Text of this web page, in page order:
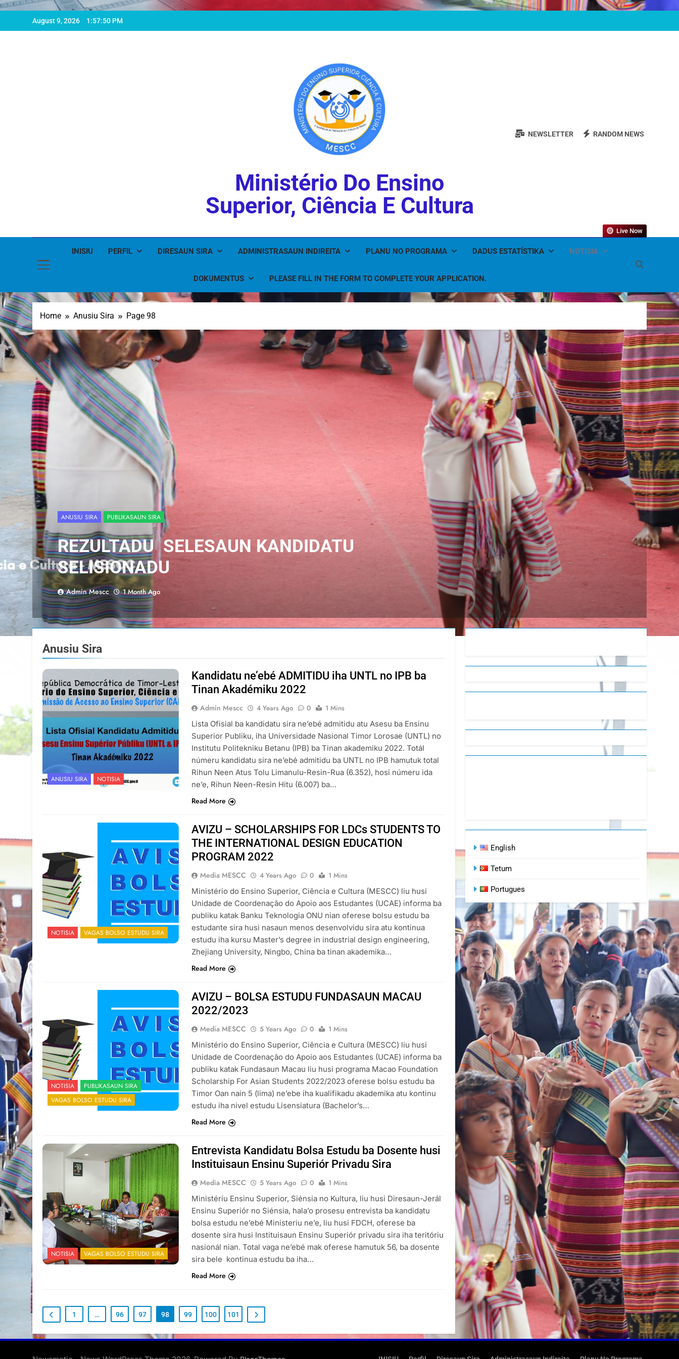
August 9, 2026 1:57:51 PM
Ministério Do Ensino
Superior, Ciência E Cultura
NEWSLETTER RANDOM NEWS
INISIU PERFIL DIRESAUN SIRA ADMINISTRASAUN INDIREITA PLANU NO PROGRAMA DADUS ESTATÍSTIKA NOTISIA
DOKUMENTUS PLEASE FILL IN THE FORM TO COMPLETE YOUR APPLICATION.
Live Now
Home Anusiu Sira Page 98
ANUSIU SIRA PUBLIKASAUN SIRA
REZULTADU SELESAUN KANDIDATU
SELISIONADU
Admin Mescc 1 Month Ago
Anusiu Sira
ANUSIU SIRA NOTISIA
Kandidatu ne’ebé ADMITIDU iha UNTL no IPB ba
Tinan Akadémiku 2022
Admin Mescc 4 Years Ago 0
1 Mins
Lista Ofisial ba kandidatu sira ne’ebé admitidu atu Asesu ba Ensinu
Superior Publiku, iha Universidade Nasional Timor Lorosae (UNTL) no
Institutu Politekniku Betanu (IPB) ba Tinan akademiku 2022. Totál
númeru kandidatu sira ne’ebé admitidu ba UNTL no IPB hamutuk total
Rihun Neen Atus Tolu Limanulu-Resin-Rua (6.352), hosi númeru ida
ne’e, Rihun Neen-Resin Hitu (6.007) ba…
Read More
NOTISIA VAGAS BOLSO ESTUDU SIRA
AVIZU – SCHOLARSHIPS FOR LDCs STUDENTS TO
THE INTERNATIONAL DESIGN EDUCATION
PROGRAM 2022
Media MESCC 4 Years Ago 0
1 Mins
Ministério do Ensino Superior, Ciência e Cultura (MESCC) liu husi
Unidade de Coordenação do Apoio aos Estudantes (UCAE) informa ba
publiku katak Banku Teknologia ONU nian oferese bolsu estudu ba
estudante sira husi nasaun menos desenvolvidu sira atu kontinua
estudu iha kursu Master’s degree in industrial design engineering,
Zhejiang University, Ningbo, China ba tinan akademika…
Read More
NOTISIA
PUBLIKASAUN SIRA
VAGAS BOLSO ESTUDU SIRA
AVIZU – BOLSA ESTUDU FUNDASAUN MACAU
2022/2023
Media MESCC 5 Years Ago 0
1 Mins
Ministério do Ensino Superior, Ciência e Cultura (MESCC) liu husi
Unidade de Coordenação do Apoio aos Estudantes (UCAE) informa ba
publiku katak Fundasaun Macau liu husi programa Macao Foundation
Scholarship For Asian Students 2022/2023 oferese bolsu estudu ba
Timor Oan nain 5 (lima) ne’ebe iha kualifikadu akademika atu kontinu
estudu iha nivel estudu Lisensiatura (Bachelor’s…
Read More
NOTISIA VAGAS BOLSO ESTUDU SIRA
Entrevista Kandidatu Bolsa Estudu ba Dosente husi
Instituisaun Ensinu Superiór Privadu Sira
Media MESCC 5 Years Ago 0
1 Mins
Ministériu Ensinu Superior, Siénsia no Kultura, liu husi Diresaun-Jerál
Ensinu Superiór no Siénsia, hala’o prosesu entrevista ba kandidatu
bolsa estudu ne’ebé Ministeriu ne’e, liu husi FDCH, oferese ba
dosente sira husi Instituisaun Ensinu Superiór privadu sira iha teritóriu
nasionál nian. Total vaga ne’ebé mak oferese hamutuk 56, ba dosente
sira bele kontinua estudu ba iha…
Read More
1 … 96 97 98 99 100 101
English
Tetum
Portugues